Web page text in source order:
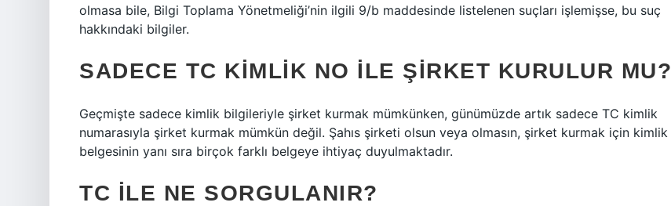
olmasa bile, Bilgi Toplama Yönetmeliği’nin ilgili 9/b maddesinde listelenen suçları işlemişse, bu suç
hakkındaki bilgiler.
SADECE TC KIMLIK NO ILE ŞIRKET KURULUR MU?
Geçmişte sadece kimlik bilgileriyle şirket kurmak mümkünken, günümüzde artık sadece TC kimlik
numarasıyla şirket kurmak mümkün değil. Şahıs şirketi olsun veya olmasın, şirket kurmak için kimlik
belgesinin yanı sıra birçok farklı belgeye ihtiyaç duyulmaktadır.
TC ILE NE SORGULANIR?